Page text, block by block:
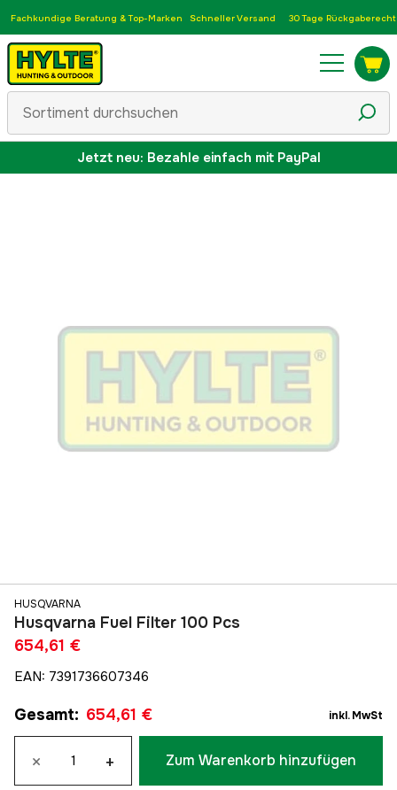
Fachkundige Beratung & Top-Marken Schneller Versand 30 Tage Rückgaberecht
Jetzt neu: Bezahle einfach mit PayPal
HUSQVARNA
Husqvarna Fuel Filter 100 Pcs
654,61 €
EAN: 7391736607346
Gesamt: 654,61 € inkl. MwSt
× + Zum Warenkorb hinzufügen